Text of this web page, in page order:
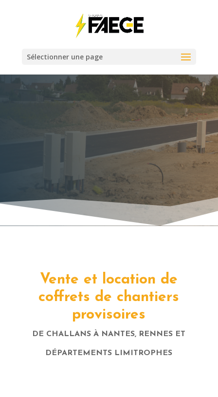
Sélectionner une page
Vente et location de
coffrets de chantiers
provisoires
DE CHALLANS À NANTES, RENNES ET
DÉPARTEMENTS LIMITROPHES